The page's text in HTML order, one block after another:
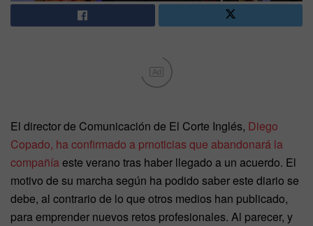
Ad
El director de Comunicación de El Corte Inglés, Diego
Copado, ha confirmado a prnoticias que abandonará la
compañíaeste verano tras haber llegado a un acuerdo. El
motivo de su marcha según ha podido saber este diario se
debe, al contrario de lo que otros medios han publicado,
para emprender nuevos retos profesionales. Al parecer, y